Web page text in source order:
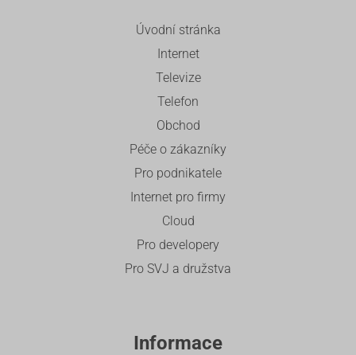
Úvodní stránka
Internet
Televize
Telefon
Obchod
Péče o zákazníky
Pro podnikatele
Internet pro firmy
Cloud
Pro developery
Pro SVJ a družstva
Informace